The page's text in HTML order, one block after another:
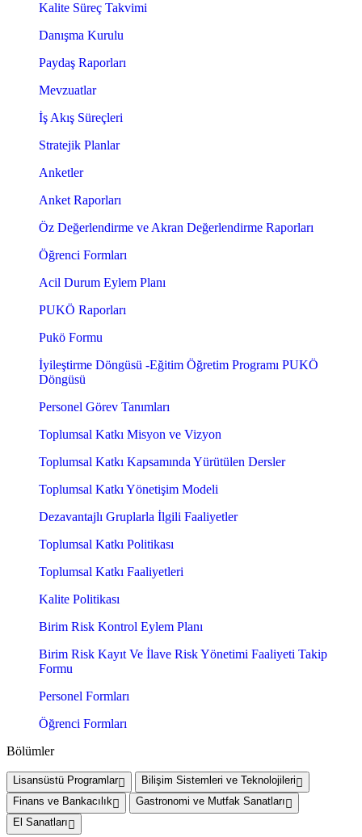
Kalite Süreç Takvimi
Danışma Kurulu
Paydaş Raporları
Mevzuatlar
İş Akış Süreçleri
Stratejik Planlar
Anketler
Anket Raporları
Öz Değerlendirme ve Akran Değerlendirme Raporları
Öğrenci Formları
Acil Durum Eylem Planı
PUKÖ Raporları
Pukö Formu
İyileştirme Döngüsü -Eğitim Öğretim Programı PUKÖ
Döngüsü
Personel Görev Tanımları
Toplumsal Katkı Misyon ve Vizyon
Toplumsal Katkı Kapsamında Yürütülen Dersler
Toplumsal Katkı Yönetişim Modeli
Dezavantajlı Gruplarla İlgili Faaliyetler
Toplumsal Katkı Politikası
Toplumsal Katkı Faaliyetleri
Kalite Politikası
Birim Risk Kontrol Eylem Planı
Birim Risk Kayıt Ve İlave Risk Yönetimi Faaliyeti Takip
Formu
Personel Formları
Öğrenci Formları
Bölümler
Lisansüstü Programlar
Bilişim Sistemleri ve Teknolojileri
Finans ve Bankacılık
Gastronomi ve Mutfak Sanatları
El Sanatları